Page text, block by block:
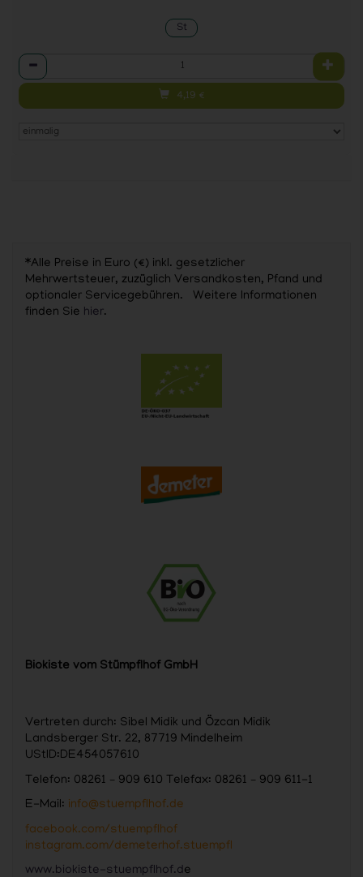
St
Anzahl
4,19 €
*Alle Preise in Euro (€) inkl. gesetzlicher
Mehrwertsteuer, zuzüglich Versandkosten, Pfand und
optionaler Servicegebühren. Weitere Informationen
finden Sie hier.
Biokiste vom Stümpflhof GmbH
Vertreten durch: Sibel Midik und Özcan Midik
Landsberger Str. 22, 87719 Mindelheim
UStID:DE454057610
Telefon: 08261 – 909 610 Telefax: 08261 – 909 611-1
E-Mail: info@stuempflhof.de
facebook.com/stuempflhof
instagram.com/demeterhof.stuempfl
www.biokiste-stuempflhof.de